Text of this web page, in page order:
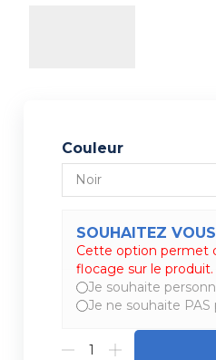
Couleur
SOUHAITEZ
Cette option permet
flocage sur le produit.
Je souhaite
Je ne souhaite PAS
Alternative: